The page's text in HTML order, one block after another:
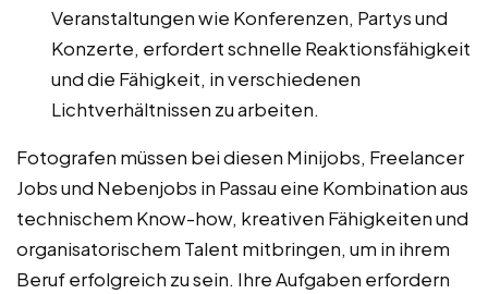
Veranstaltungen wie Konferenzen, Partys und
Konzerte, erfordert schnelle Reaktionsfähigkeit
und die Fähigkeit, in verschiedenen
Lichtverhältnissen zu arbeiten.
Fotografen müssen bei diesen Minijobs, Freelancer
Jobs und Nebenjobs in Passau eine Kombination aus
technischem Know-how, kreativen Fähigkeiten und
organisatorischem Talent mitbringen, um in ihrem
Beruf erfolgreich zu sein. Ihre Aufgaben erfordern